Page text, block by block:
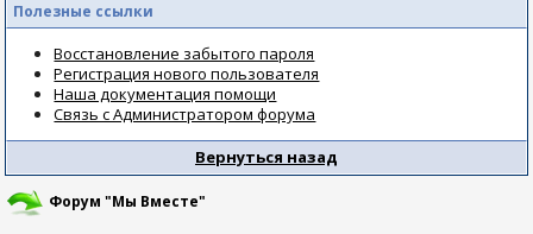
Полезные ссылки
Восстановление забытого пароля
Регистрация нового пользователя
Наша документация помощи
Связь с Администратором форума
Вернуться назад
Форум "Мы Вместе"